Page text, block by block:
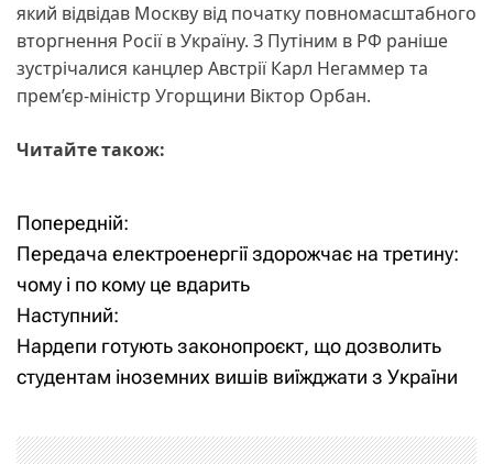
який відвідав Москву від початку повномасштабного
вторгнення Росії в Україну. З Путіним в РФ раніше
зустрічалися канцлер Австрії Карл Негаммер та
прем’єр-міністр Угорщини Віктор Орбан.
Читайте також:
Н
а
в
і
Попередній:
Передача електроенергії здорожчає на третину:
чому і по кому це вдарить
Наступний:
Нардепи готують законопроєкт, що дозволить
студентам іноземних вишів виїжджати з України